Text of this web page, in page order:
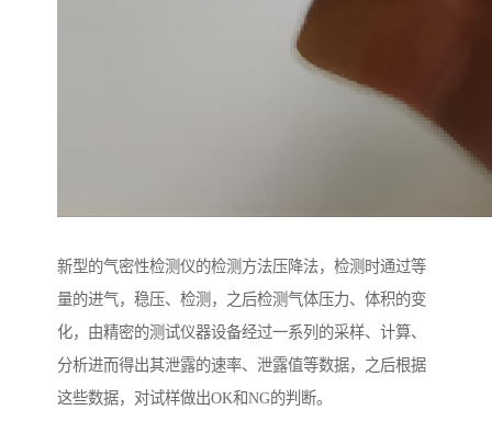
新型的气密性检测仪的检测方法压降法，检测时通过等
量的进气，稳压、检测，之后检测气体压力、体积的变
化，由精密的测试仪器设备经过一系列的采样、计算、
分析进而得出其泄露的速率、泄露值等数据，之后根据
这些数据，对试样做出OK和NG的判断。